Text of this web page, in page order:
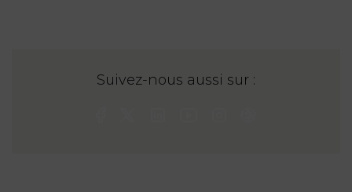
Suivez-nous aussi sur :